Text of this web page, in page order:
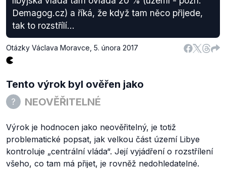
Demagog.cz) a říká, že když tam něco přijede,
tak to rozstřílí...
Otázky Václava Moravce 5. února 2017
Tento výrok byl ověřen jako
NEOVĚŘITELNÉ
Výrok je hodnocen jako neověřitelný, je totiž
problematické popsat, jak velkou část území Libye
kontroluje „centrální vláda“. Její vyjádření o rozstřílení
všeho, co tam má přijet, je rovněž nedohledatelné.